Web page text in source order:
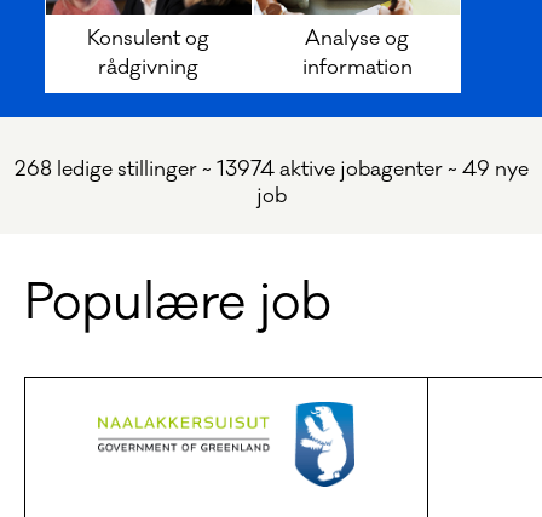
Konsulent og
rådgivning
Analyse og
information
268 ledige stillinger ~ 13974 aktive jobagenter ~ 49 nye
job
Populære job